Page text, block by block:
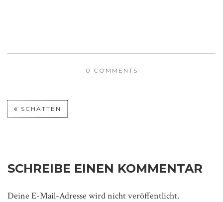
0 COMMENTS
SCHATTEN
SCHREIBE EINEN KOMMENTAR
Deine E-Mail-Adresse wird nicht veröffentlicht.